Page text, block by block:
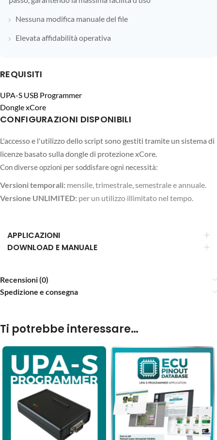
Nessuna modifica manuale del file
Elevata affidabilità operativa
REQUISITI
UPA-S USB Programmer
Dongle xCore
CONFIGURAZIONI DISPONIBILI
L'accesso e l'utilizzo dello script sono gestiti tramite un sistema di
licenze basato sulla dongle di protezione xCore.
Con diverse opzioni per soddisfare ogni necessità:
Versioni temporali: mensile, trimestrale, semestrale e annuale.
Versione UNLIMITED: per un utilizzo illimitato nel tempo.
APPLICAZIONI
DOWNLOAD E MANUALE
Recensioni (0)
Spedizione e consegna
Ti potrebbe interessare…